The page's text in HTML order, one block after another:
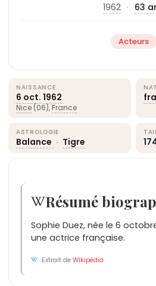
1962 · 63
Acteurs
NAISSANCE
6 oct. 1962
Nice (06), France
ASTROLOGIE
Balance · Tigre
Résumé
Sophie Duez, née le 6
une actrice française.
Extrait deWikipédia